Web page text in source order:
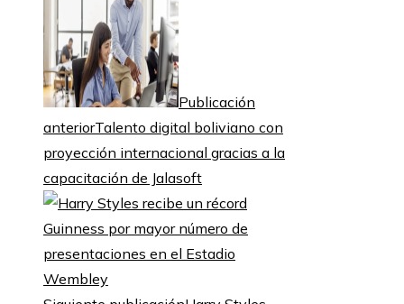
Publicación
anteriorTalento digital boliviano con
proyección internacional gracias a la
capacitación de Jalasoft